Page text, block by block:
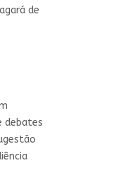
de
debates